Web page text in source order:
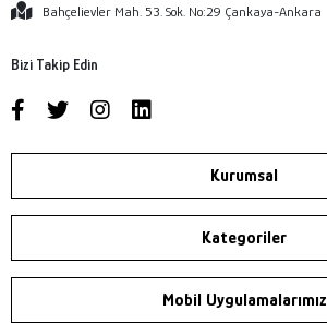
Bahçelievler Mah. 53. Sok. No:29 Çankaya-Ankara
Bizi Takip Edin
Kurumsal
Kategoriler
Mobil Uygulamalarımız